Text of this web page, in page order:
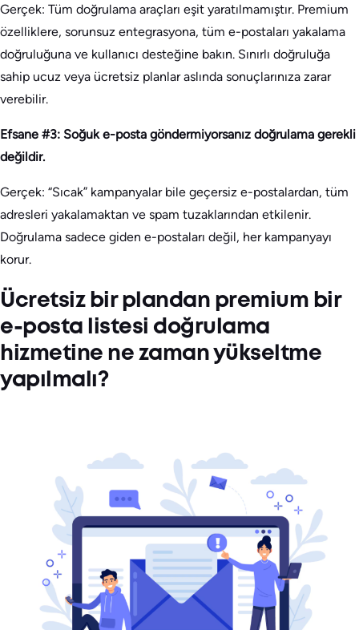
Gerçek: Tüm doğrulama araçları eşit yaratılmamıştır. Premium
özelliklere, sorunsuz entegrasyona, tüm e-postaları yakalama
doğruluğuna ve kullanıcı desteğine bakın. Sınırlı doğruluğa
sahip ucuz veya ücretsiz planlar aslında sonuçlarınıza zarar
verebilir.
Efsane #3: Soğuk e-posta göndermiyorsanız doğrulama gerekli
değildir.
Gerçek: “Sıcak” kampanyalar bile geçersiz e-postalardan, tüm
adresleri yakalamaktan ve spam tuzaklarından etkilenir.
Doğrulama sadece giden e-postaları değil, her kampanyayı
korur.
Ücretsiz bir plandan premium bir
e-posta listesi doğrulama
hizmetine ne zaman yükseltme
yapılmalı?